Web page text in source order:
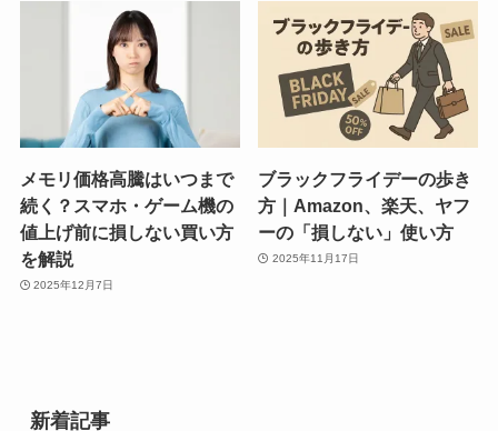
メモリ価格高騰はいつまで
続く？スマホ・ゲーム機の
値上げ前に損しない買い方
を解説
2025年12月7日
ブラックフライデーの歩き
方｜Amazon、楽天、ヤフ
ーの「損しない」使い方
2025年11月17日
新着記事